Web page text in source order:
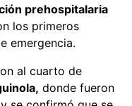
prehospitalaria
los primeros
emergencia.
al cuarto de
donde fueron